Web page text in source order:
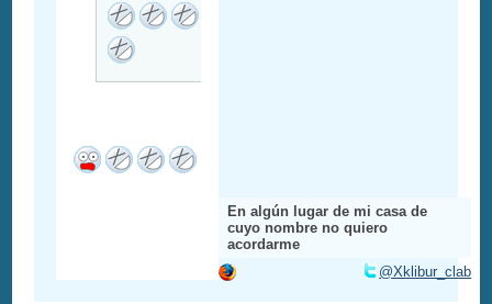
En algún lugar de mi casa de
cuyo nombre no quiero
acordarme
@Xklibur_clab